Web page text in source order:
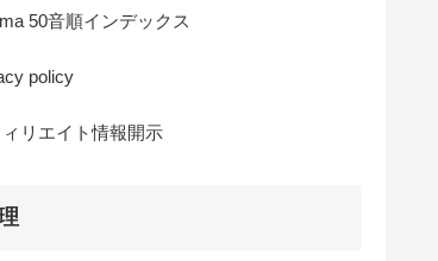
50音順インデックス
policy
リエイト情報開示